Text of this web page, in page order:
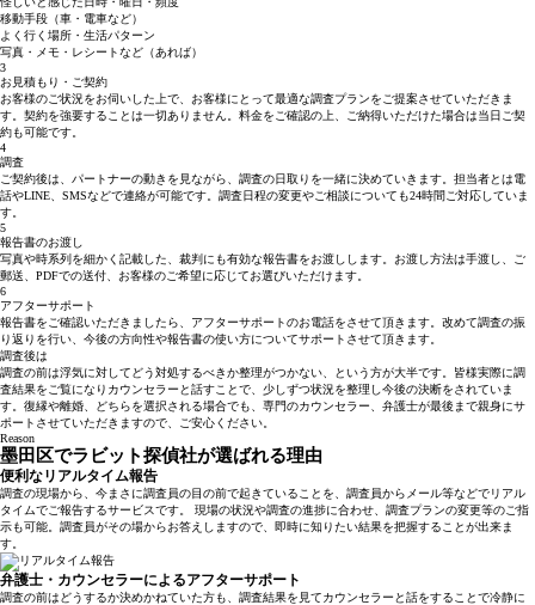
移動手段（車・電車など）
よく行く場所・生活パターン
写真・メモ・レシートなど（あれば）
3
お見積もり・ご契約
お客様のご状況をお伺いした上で、お客様にとって最適な調査プランをご提案させていただきま
す。契約を強要することは一切ありません。料金をご確認の上、ご納得いただけた場合は当日ご契
約も可能です。
4
調査
ご契約後は、パートナーの動きを見ながら、調査の日取りを一緒に決めていきます。担当者とは電
話やLINE、SMSなどで連絡が可能です。調査日程の変更やご相談についても24時間ご対応していま
す。
5
報告書のお渡し
写真や時系列を細かく記載した、裁判にも有効な報告書をお渡しします。お渡し方法は手渡し、ご
郵送、PDFでの送付、お客様のご希望に応じてお選びいただけます。
6
アフターサポート
報告書をご確認いただきましたら、アフターサポートのお電話をさせて頂きます。改めて調査の振
り返りを行い、今後の方向性や報告書の使い方についてサポートさせて頂きます。
調査後は
調査の前は浮気に対してどう対処するべきか整理がつかない、という方が大半です。皆様実際に調
査結果をご覧になりカウンセラーと話すことで、少しずつ状況を整理し今後の決断をされていま
す。復縁や離婚、どちらを選択される場合でも、 専門のカウンセラー、弁護士が最後まで親身にサ
ポート させていただきますので、ご安心ください。
Reason
墨田区でラビット探偵社が選ばれる理由
便利なリアルタイム報告
調査の現場から、今まさに調査員の目の前で起きていることを、調査員からメール等などでリアル
タイムでご報告するサービスです。 現場の状況や調査の進捗に合わせ、調査プランの変更等のご指
示も可能。調査員がその場からお答えしますので、即時に知りたい結果を把握することが出来ま
す。
弁護士・カウンセラーによるアフターサポート
調査の前はどうするか決めかねていた方も、調査結果を見てカウンセラーと話をすることで冷静に